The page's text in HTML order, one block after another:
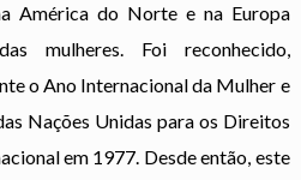
América do Norte e na Europa
mulheres. Foi reconhecido,
o Ano Internacional da Mulher e
Nações Unidas para os Direitos
em 1977. Desde então, este